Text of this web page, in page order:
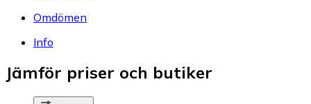
Omdömen
Info
Jämför priser och butiker